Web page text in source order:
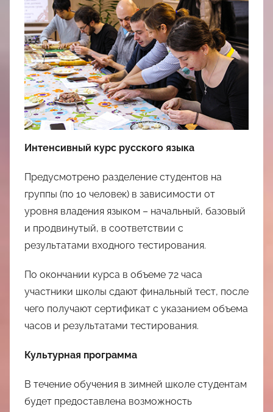
Интенсивный курс русского языка
Предусмотрено разделение студентов на
группы (по 10 человек) в зависимости от
уровня владения языком – начальный, базовый
и продвинутый, в соответствии с
результатами входного тестирования.
По окончании курса в объеме 72 часа
участники школы сдают финальный тест, после
чего получают сертификат с указанием объема
часов и результатами тестирования.
Культурная программа
В течение обучения в зимней школе студентам
будет предоставлена возможность